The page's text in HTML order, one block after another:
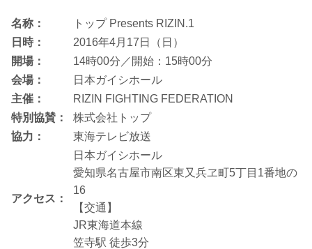
名称：
トップ Presents RIZIN.1
日時：
2016年4月17日（日）
開場：
14時00分／開始：15時00分
会場：
日本ガイシホール
主催：
RIZIN FIGHTING FEDERATION
特別協賛：
株式会社トップ
協力：
東海テレビ放送
アクセス：
日本ガイシホール
愛知県名古屋市南区東又兵ヱ町5丁目1番地の
16
【交通】
JR東海道本線
笠寺駅 徒歩3分